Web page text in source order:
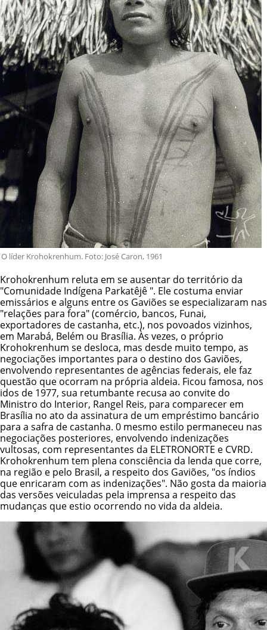
O líder Krohokrenhum. Foto: José Caron, 1961
Krohokrenhum reluta em se ausentar do território da
"Comunidade Indígena Parkatêjê ". Ele costuma enviar
emissários e alguns entre os Gaviões se especializaram nas
"relações para fora" (comércio, bancos, Funai,
exportadores de castanha, etc.), nos povoados vizinhos,
em Marabá, Belém ou Brasília. Às vezes, o próprio
Krohokrenhum se desloca, mas desde muito tempo, as
negociações importantes para o destino dos Gaviões,
envolvendo representantes de agências federais, ele faz
questão que ocorram na própria aldeia. Ficou famosa, nos
idos de 1977, sua retumbante recusa ao convite do
Ministro do Interior, Rangel Reis, para comparecer em
Brasília no ato da assinatura de um empréstimo bancário
para a safra de castanha. 0 mesmo estilo permaneceu nas
negociações posteriores, envolvendo indenizações
vultosas, com representantes da ELETRONORTE e CVRD.
Krohokrenhum tem plena consciência da lenda que corre,
na região e pelo Brasil, a respeito dos Gaviões, "os índios
que enricaram com as indenizações". Não gosta da maioria
das versões veiculadas pela imprensa a respeito das
mudanças que estio ocorrendo no vida da aldeia.